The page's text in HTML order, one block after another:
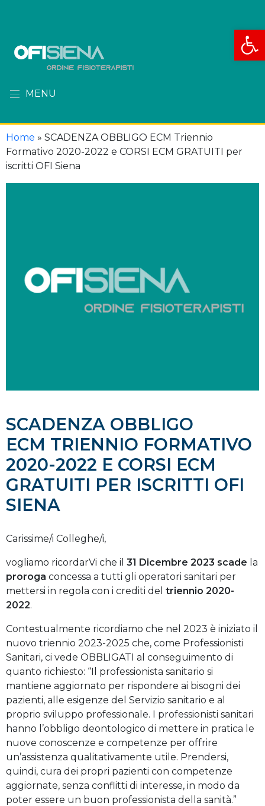
Apri
MENU
Home » SCADENZA OBBLIGO ECM Triennio
Formativo 2020-2022 e CORSI ECM GRATUITI per
iscritti OFI Siena
SCADENZA OBBLIGO
ECM TRIENNIO FORMATIVO
2020-2022 E CORSI ECM
GRATUITI PER ISCRITTI OFI
SIENA
Carissime/i Colleghe/i,
vogliamo ricordarVi che il 31 Dicembre 2023 scade la
proroga concessa a tutti gli operatori sanitari per
mettersi in regola con i crediti del triennio 2020-
2022.
Contestualmente ricordiamo che nel 2023 è iniziato il
nuovo triennio 2023-2025 che, come Professionisti
Sanitari, ci vede OBBLIGATI al conseguimento di
quanto richiesto: “Il professionista sanitario si
mantiene aggiornato per rispondere ai bisogni dei
pazienti, alle esigenze del Servizio sanitario e al
proprio sviluppo professionale. I professionisti sanitari
hanno l’obbligo deontologico di mettere in pratica le
nuove conoscenze e competenze per offrire
un’assistenza qualitativamente utile. Prendersi,
quindi, cura dei propri pazienti con competenze
aggiornate, senza conflitti di interesse, in modo da
poter essere un buon professionista della sanità.”